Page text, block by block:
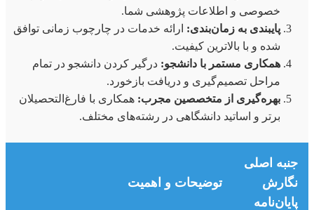
خصوصی و اطلاعات پژوهشی شما.
پایبندی به زمان‌بندی: ارائه خدمات در چارچوب زمانی توافق
شده و با بالاترین کیفیت.
همکاری مستمر با دانشجو: درگیر کردن دانشجو در تمام
مراحل تصمیم‌گیری و دریافت بازخورد.
بهره‌گیری از متخصصین مجرب: همکاری با فارغ‌التحصیلان
برتر و اساتید دانشگاهی در رشته‌های مختلف.
جنبه اصلی
نگارش
پایان‌نامه
توضیحات و اهمیت